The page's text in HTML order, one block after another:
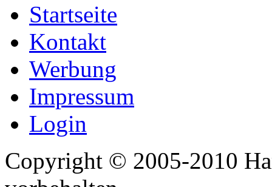
Startseite
Kontakt
Werbung
Impressum
Login
Copyright © 2005-2010